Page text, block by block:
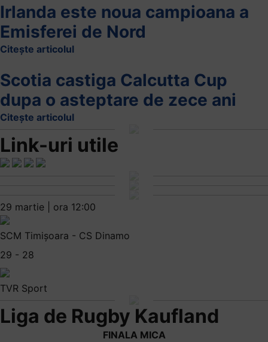
Irlanda este noua campioana a
Emisferei de Nord
Citește articolul
Scotia castiga Calcutta Cup
dupa o asteptare de zece ani
Citește articolul
Link-uri utile
29 martie | ora 12:00
SCM Timișoara - CS Dinamo
29 - 28
TVR Sport
Liga de Rugby Kaufland
FINALA MICA